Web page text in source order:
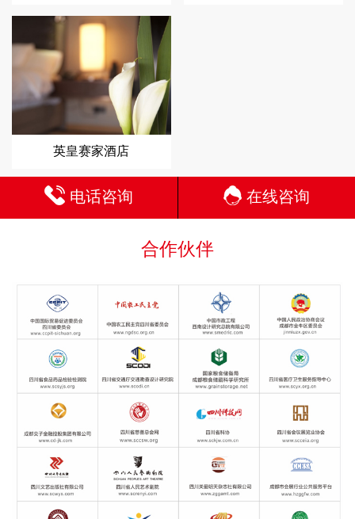
英皇赛家酒店
电话咨询 在线咨询
合作伙伴